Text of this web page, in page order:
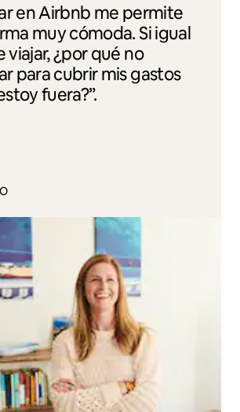
en Airbnb me permite
muy cómoda. Si igual
¿por qué no
para cubrir mis gastos
fuera?”.